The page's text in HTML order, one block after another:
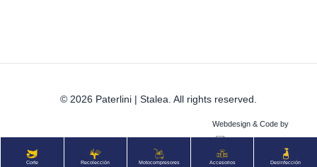
Corte Recolección Motocompresores Accesorios Desinfección
© 2026 Paterlini | Stalea. All rights reserved.
Webdesign & Code by